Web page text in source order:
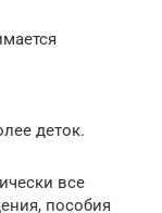
деток.
все
пособия